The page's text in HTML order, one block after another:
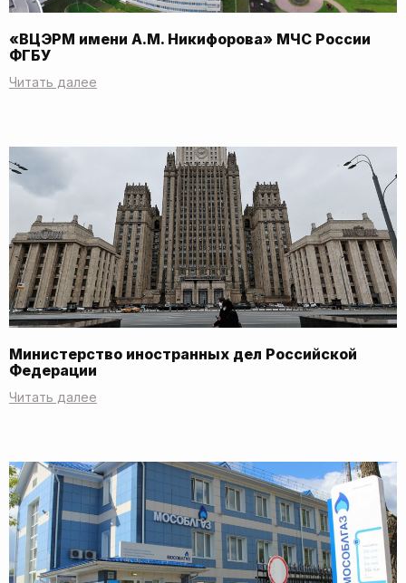
«ВЦЭРМ имени А.М. Никифорова» МЧС России
ФГБУ
Читать далее
Министерство иностранных дел Российской
Федерации
Читать далее